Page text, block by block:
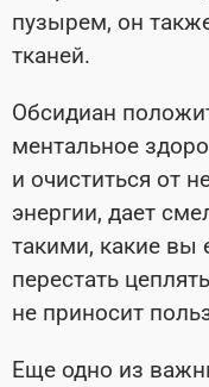
пузырем, он
тканей.
Обсидиан
ментальное
и очиститься от
энергии, дает
такими, какие вы
перестать
не приносит
Еще одно из